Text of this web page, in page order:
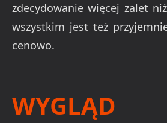
zdecydowanie więcej zalet
wszystkim jest też
cenowo.
WYGLĄD